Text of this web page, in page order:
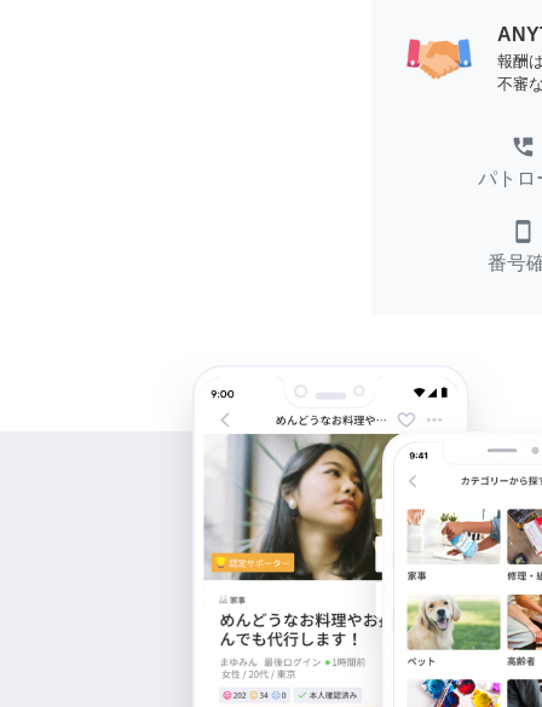
報酬
不審
perm_phone_msg
パトロ
smartphone
番号